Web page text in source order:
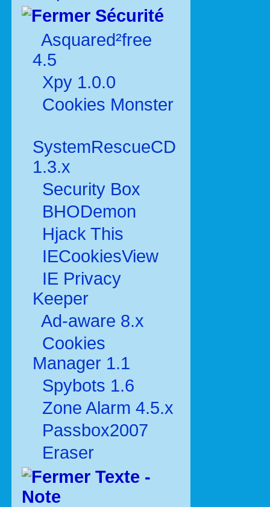
Sécurité
Asquared²free
4.5
Xpy 1.0.0
Cookies Monster
SystemRescueCD
1.3.x
Security Box
BHODemon
Hjack This
IECookiesView
IE Privacy
Keeper
Ad-aware 8.x
Cookies
Manager 1.1
Spybots 1.6
Zone Alarm 4.5.x
Passbox2007
Eraser
Texte -
Note